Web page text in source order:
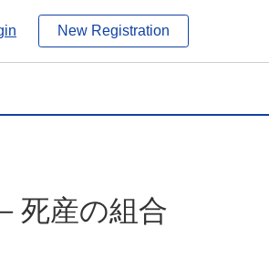
New Registration
死産の組合